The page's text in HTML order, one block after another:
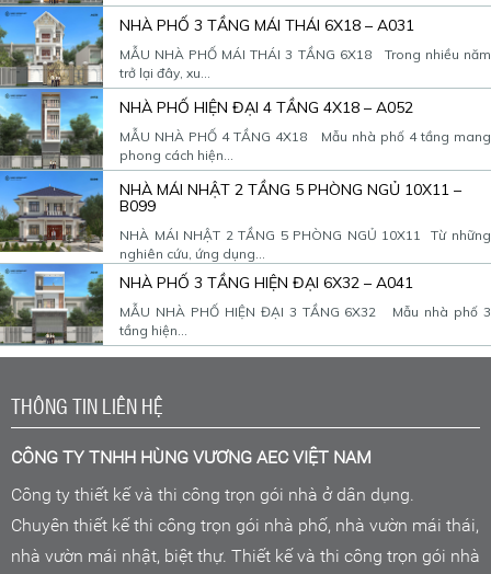
NHÀ PHỐ 3 TẦNG MÁI THÁI 6X18 – A031
MẪU NHÀ PHỐ MÁI THÁI 3 TẦNG 6X18 Trong nhiều năm
trở lại đây, xu...
NHÀ PHỐ HIỆN ĐẠI 4 TẦNG 4X18 – A052
MẪU NHÀ PHỐ 4 TẦNG 4X18 Mẫu nhà phố 4 tầng mang
phong cách hiện...
NHÀ MÁI NHẬT 2 TẦNG 5 PHÒNG NGỦ 10X11 –
B099
NHÀ MÁI NHẬT 2 TẦNG 5 PHÒNG NGỦ 10X11 Từ những
nghiên cứu, ứng dụng...
NHÀ PHỐ 3 TẦNG HIỆN ĐẠI 6X32 – A041
MẪU NHÀ PHỐ HIỆN ĐẠI 3 TẦNG 6X32 Mẫu nhà phố 3
tầng hiện...
THÔNG TIN LIÊN HỆ
CÔNG TY TNHH HÙNG VƯƠNG AEC VIỆT NAM
Công ty thiết kế và thi công trọn gói nhà ở dân dụng.
Chuyên thiết kế thi công trọn gói nhà phố, nhà vườn mái thái,
nhà vườn mái nhật, biệt thự. Thiết kế và thi công trọn gói nhà